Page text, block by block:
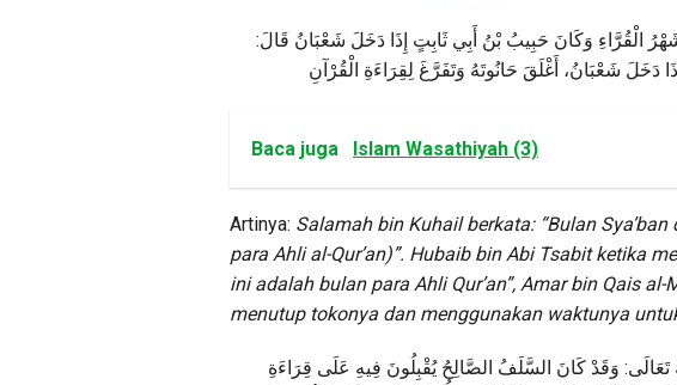
الْقُرَّاءِ وَكَانَ حَبِيبُ بْنُ أَبِي ثَابِتٍ إِذَا دَخَلَ شَعْبَانُ قَالَ:
إِذَا دَخَلَ شَعْبَانُ، أَغْلَقَ حَانُوتَهُ وَتَفَرَّغَ لِقِرَاءَةِ الْقُرْآنِ
Baca juga Islam Wasathiyah (3)
Artinya: Salamah bin Kuhail berkata: “Bulan
para Ahli al-Qur’an)”. Hubaib bin Abi Tsabit ketika
ini adalah bulan para Ahli Qur’an”, Amar bin Qais al-
menutup tokonya dan menggunakan waktunya
تَعَالَى: وَقَدْ كَانَ السَّلَفُ الصَّالِحُ يُقْبِلُونَ فِيهِ عَلَى قِرَاءَةِ